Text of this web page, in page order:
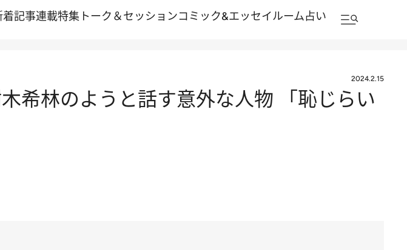
着記事連載特集 トーク＆セッションコミック&エッセイルーム占い
2024.2.15
希林のようと話す意外な人物 「恥じらい